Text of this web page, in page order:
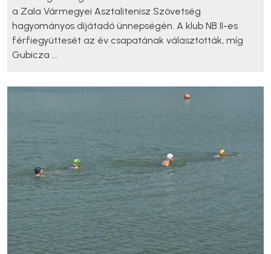
a Zala Vármegyei Asztalitenisz Szövetség
hagyományos díjátadó ünnepségén. A klub NB II-es
férfiegyüttesét az év csapatának választották, míg
Gubicza ...